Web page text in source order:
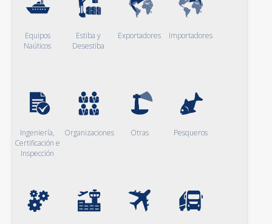
Equipos
Naúticos
Estiba y
Desestiba
Exportadores Importadores
Ingeniería,
Certificación e
Inspección
Organizaciones Otras Pesqueros